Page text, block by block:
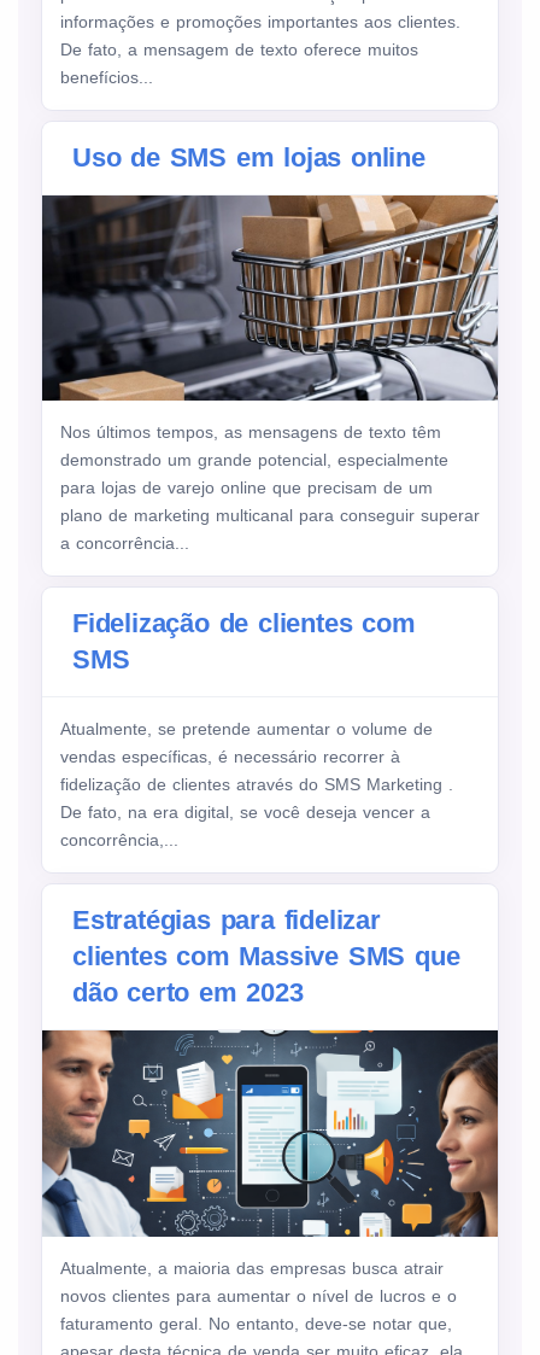
informações e promoções importantes aos clientes.
De fato, a mensagem de texto oferece muitos
benefícios...
Uso de SMS em lojas online
Nos últimos tempos, as mensagens de texto têm
demonstrado um grande potencial, especialmente
para lojas de varejo online que precisam de um
plano de marketing multicanal para conseguir superar
a concorrência...
Fidelização de clientes com
SMS
Atualmente, se pretende aumentar o volume de
vendas específicas, é necessário recorrer à
fidelização de clientes através do SMS Marketing .
De fato, na era digital, se você deseja vencer a
concorrência,...
Estratégias para fidelizar
clientes com Massive SMS que
dão certo em 2023
Atualmente, a maioria das empresas busca atrair
novos clientes para aumentar o nível de lucros e o
faturamento geral. No entanto, deve-se notar que,
apesar desta técnica de venda ser muito eficaz, ela...